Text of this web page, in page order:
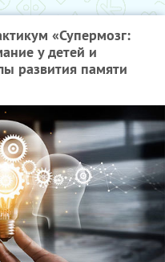
«Супермозг:
у детей и
развития памяти